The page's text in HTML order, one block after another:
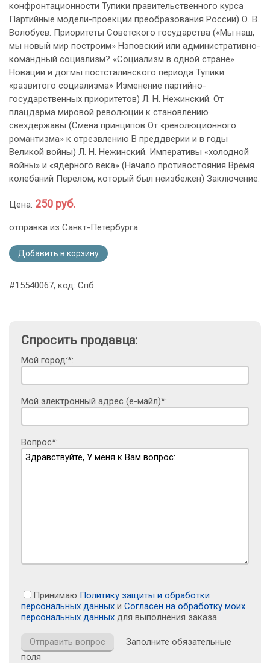
конфронтационности Тупики правительственного курса
Партийные модели-проекции преобразования России) О. В.
Волобуев. Приоритеты Советского государства («Мы наш,
мы новый мир построим» Нэповский или административно-
командный социализм? «Социализм в одной стране»
Новации и догмы постсталинского периода Тупики
«развитого социализма» Изменение партийно-
государственных приоритетов) Л. Н. Нежинский. От
плацдарма мировой революции к становлению
свехдержавы (Смена принципов От «революционного
романтизма» к отрезвлению В преддверии и в годы
Великой войны) Л. Н. Нежинский. Императивы «холодной
войны» и «ядерного века» (Начало противостояния Время
колебаний Перелом, который был неизбежен) Заключение.
Цена: 250 руб.
отправка из Санкт-Петербурга
Добавить в корзину
#15540067, код: Спб
Спросить продавца:
Мой город:*:
Мой электронный адрес (е-майл)*:
Вопрос*:
Принимаю Политику защиты и обработки
персональных данных и Согласен на обработку моих
персональных данных для выполнения заказа.
Заполните обязательные
поля